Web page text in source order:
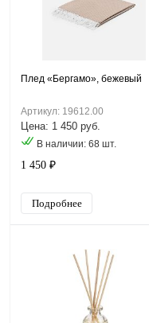
Плед «Бергамо», бежевый
Артикул: 19612.00
Цена: 1 450 руб.
В наличии: 68 шт.
1 450 ₽
Подробнее